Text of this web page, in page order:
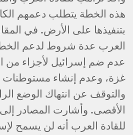
هذه الخطة يتطلب دعمهم
بتنفيذها على الأرض. في
العرب عدة شروط لدعم الخطة
عدم ضم إسرائيل لأجزاء من
غزة، وعدم إنشاء
والتوقف عن انتهاك الوضع
الأقصى. وأشارت المصادر
للقادة العرب أنه لن يسمح